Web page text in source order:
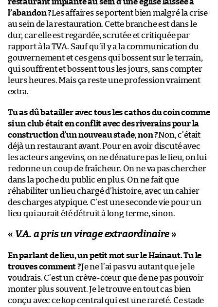
restaurant implanté au sein d’une église laissée à
l’abandon ?Les affaires se portent bien malgré la crise
au sein de la restauration. Cette branche est dans le
dur, car elle est regardée, scrutée et critiquée par
rapport à la TVA. Sauf qu’il y a la communication du
gouvernement et ces gens qui bossent sur le terrain,
qui souffrent et bossent tous les jours, sans compter
leurs heures. Mais ça reste une profession vraiment
extra.
Tu as dû batailler avec tous les cathos du coin comme
si un club était en conflit avec des riverains pour la
construction d’un nouveau stade, non ?Non, c’était
déjà un restaurant avant. Pour en avoir discuté avec
les acteurs angevins, on ne dénature pas le lieu, on lui
redonne un coup de fraîcheur. On ne va pas chercher
dans la poche du public en plus. On ne fait que
réhabiliter un lieu chargé d’histoire, avec un cahier
des charges atypique. C’est une seconde vie pour un
lieu qui aurait été détruit à long terme, sinon.
« V.A. a pris un virage extraordinaire »
En parlant de lieu, un petit mot sur le Hainaut. Tu le
trouves comment ?Je ne l’ai pas vu autant que je le
voudrais. C’est un crève-cœur que de ne pas pouvoir
monter plus souvent. Je le trouve en tout cas bien
conçu avec ce kop central qui est une rareté. Ce stade